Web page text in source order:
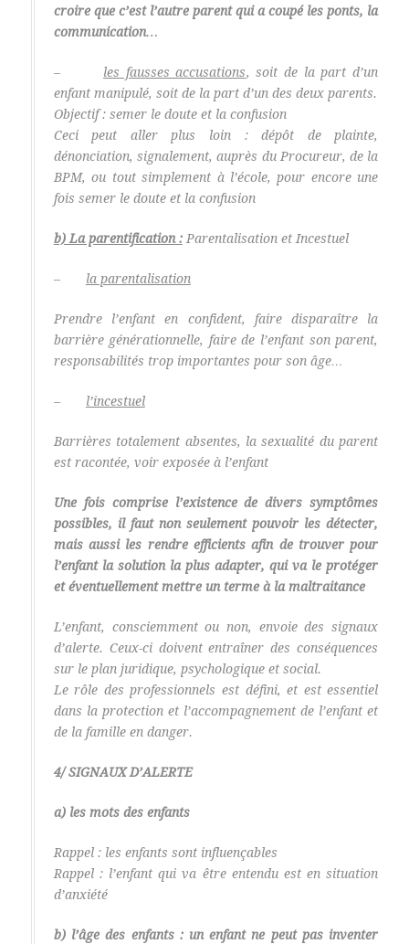
croire que c’est l’autre parent qui a coupé les ponts, la
communication…
– les fausses accusations, soit de la part d’un
enfant manipulé, soit de la part d’un des deux parents.
Objectif : semer le doute et la confusion
Ceci peut aller plus loin : dépôt de plainte,
dénonciation, signalement, auprès du Procureur, de la
BPM, ou tout simplement à l’école, pour encore une
fois semer le doute et la confusion
b) La parentification :Parentalisation et Incestuel
– la parentalisation
Prendre l’enfant en confident, faire disparaître la
barrière générationnelle, faire de l’enfant son parent,
responsabilités trop importantes pour son âge…
– l’incestuel
Barrières totalement absentes, la sexualité du parent
est racontée, voir exposée à l’enfant
Une fois comprise l’existence de divers symptômes
possibles, il faut non seulement pouvoir les détecter,
mais aussi les rendre efficients afin de trouver pour
l’enfant la solution la plus adapter, qui va le protéger
et éventuellement mettre un terme à la maltraitance
L’enfant, consciemment ou non, envoie des signaux
d’alerte. Ceux-ci doivent entraîner des conséquences
sur le plan juridique, psychologique et social.
Le rôle des professionnels est défini, et est essentiel
dans la protection et l’accompagnement de l’enfant et
de la famille en danger.
4/ SIGNAUX D’ALERTE
a) les mots des enfants
Rappel : les enfants sont influençables
Rappel : l’enfant qui va être entendu est en situation
d’anxiété
b) l’âge des enfants : un enfant ne peut pas inventer